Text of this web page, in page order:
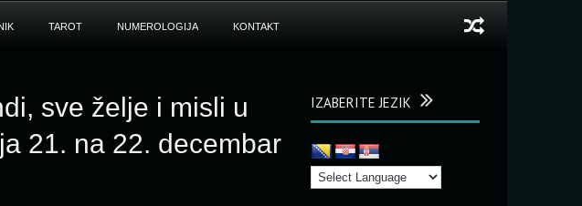
TAROT NUMEROLOGIJA KONTAKT
sve želje i misli u
21. na 22. decembar
IZABERITE JEZIK